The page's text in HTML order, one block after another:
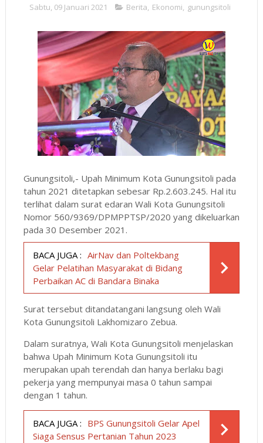
Sabtu, 09 Januari 2021 Berita, Ekonomi, gunungsitoli
Gunungsitoli,- Upah Minimum Kota Gunungsitoli pada
tahun 2021 ditetapkan sebesar Rp.2.603.245. Hal itu
terlihat dalam surat edaran Wali Kota Gunungsitoli
Nomor 560/9369/DPMPPTSP/2020 yang dikeluarkan
pada 30 Desember 2021.
BACA JUGA : AirNav dan Poltekbang
Gelar Pelatihan Masyarakat di Bidang
Perbaikan AC di Bandara Binaka
Surat tersebut ditandatangani langsung oleh Wali
Kota Gunungsitoli Lakhomizaro Zebua.
Dalam suratnya, Wali Kota Gunungsitoli menjelaskan
bahwa Upah Minimum Kota Gunungsitoli itu
merupakan upah terendah dan hanya berlaku bagi
pekerja yang mempunyai masa 0 tahun sampai
dengan 1 tahun.
BACA JUGA : BPS Gunungsitoli Gelar Apel
Siaga Sensus Pertanian Tahun 2023